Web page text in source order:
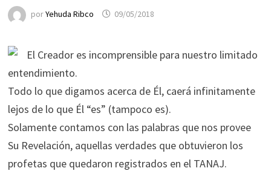
porYehuda Ribco 09/05/2018
El Creador es incomprensible para nuestro limitado
entendimiento.
Todo lo que digamos acerca de Él, caerá infinitamente
lejos de lo que Él “es” (tampoco es).
Solamente contamos con las palabras que nos provee
Su Revelación, aquellas verdades que obtuvieron los
profetas que quedaron registrados en el TANAJ.